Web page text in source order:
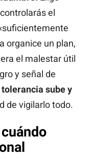
el
organice un plan,
el malestar útil
y señal de
tolerancia sube y
de vigilarlo todo.